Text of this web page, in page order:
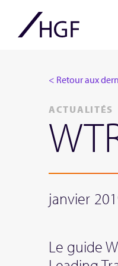
< Retour aux
ACTUALITÉS
janvier
Le guide